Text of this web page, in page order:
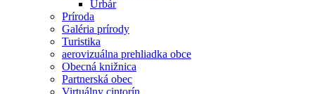
Urbár
Príroda
Galéria prírody
Turistika
aerovizuálna prehliadka obce
Obecná knižnica
Partnerská obec
Virtuálny cintorín